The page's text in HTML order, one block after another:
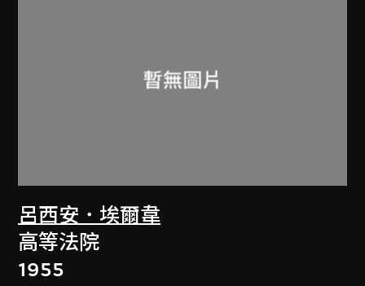
呂西安．埃爾韋
高等法院
1955